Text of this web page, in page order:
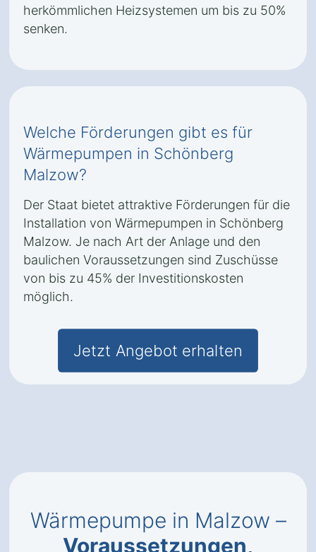
herkömmlichen Heizsystemen um bis zu 50%
senken.
Welche Förderungen gibt es für
Wärmepumpen in Schönberg
Malzow?
Der Staat bietet attraktive Förderungen für die
Installation von Wärmepumpen in Schönberg
Malzow. Je nach Art der Anlage und den
baulichen Voraussetzungen sind Zuschüsse
von bis zu 45% der Investitionskosten
möglich.
Jetzt Angebot erhalten
Wärmepumpe in Malzow –
Voraussetzungen,